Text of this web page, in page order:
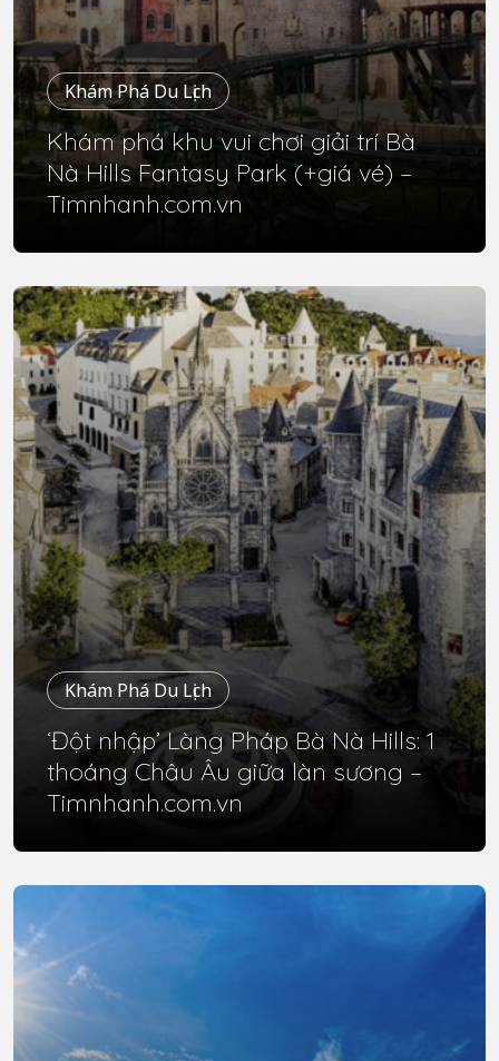
Khám Phá Du Lịch
Khám phá khu vui chơi giải trí Bà
Nà Hills Fantasy Park (+giá vé) –
Timnhanh.com.vn
Khám Phá Du Lịch
‘Đột nhập’ Làng Pháp Bà Nà Hills: 1
thoáng Châu Âu giữa làn sương –
Timnhanh.com.vn